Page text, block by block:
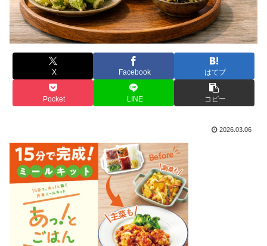
X Facebook はてブ
Pocket LINE コピー
2026.03.06